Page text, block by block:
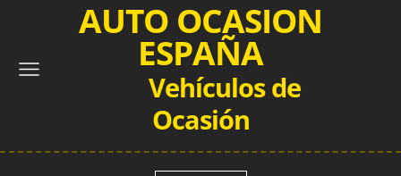
AUTO OCASION
ESPAÑA
Vehículos de
Ocasión